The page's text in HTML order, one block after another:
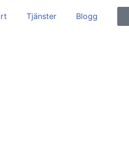
Tjänster Blogg